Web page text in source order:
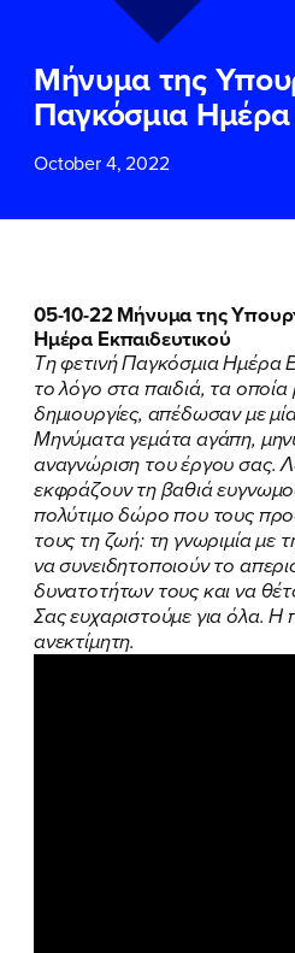
ΠΟΙΑ ΕΙΜΑΙ
Μήνυμα της
Παγκόσμια Ημέρα
October 4, 2022
05-10-22 Μήνυμα της
Ημέρα Εκπαιδευτικού
Τη φετινή Παγκόσμια Ημέρα
το λόγο στα παιδιά, τα οποία
δημιουργίες, απέδωσαν με μία
Μηνύματα γεμάτα αγάπη,
αναγνώριση του έργου σας.
εκφράζουν τη βαθιά
πολύτιμο δώρο που τους
τους τη ζωή: τη γνωριμία με
να συνειδητοποιούν το
δυνατοτήτων τους και να
Σας ευχαριστούμε για όλα. Η
ανεκτίμητη.
ΕΠΙΘΕΤΟ*
ΤΗΛΕΦΩΝΟ*
EMAIL
Δεδομένων
και
Χρήσηςτου
Πολιτικού
Νίκης Κεραμέως
ΥΠΟΒΟΛΗ
ΕΠΙΘΕΤΟ*
ΤΗΛΕΦΩΝΟ
EMAIL
Δεδομένων
και
Χρήσηςτου
Πολιτικού
Νίκης Κεραμέως
ΥΠΟΒΟΛΗ